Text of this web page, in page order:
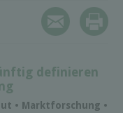
definieren
• Marktforschung •